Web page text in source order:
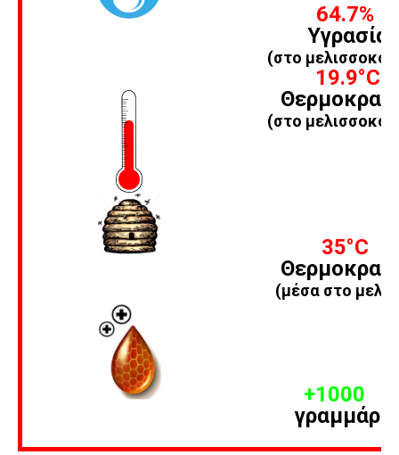
64.7%
Υγρασία
(στο
19.9°C
(στο
35°C
(μέσα στο
+1000
γραμμάρια